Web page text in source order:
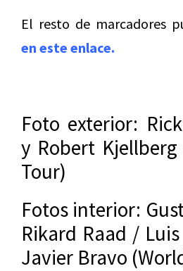
El resto de marcadores
en este enlace.
Foto exterior:
y Robert
Tour)
Fotos interior:
Rikard Raad /
Javier Bravo